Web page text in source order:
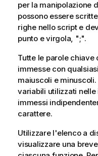
per la manipolazione
possono essere
righe nello script e
punto e virgola, ";".
Tutte le parole chiave
immesse con
maiuscoli e
variabili utilizzati
immessi
carattere.
Utilizzare l'elenco a
visualizzare una